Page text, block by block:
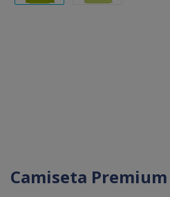
Camiseta